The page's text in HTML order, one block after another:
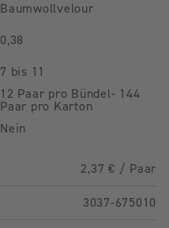
Baumwollvelour
0,38
7 bis 11
12 Paar pro Bündel- 144
Paar pro Karton
Nein
2,37 € / Paar
3037-675010